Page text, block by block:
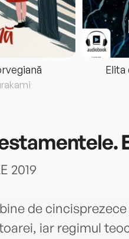
Elita
2019
de
iar regimul